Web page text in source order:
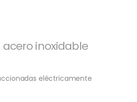
acero inoxidable
eléctricamente